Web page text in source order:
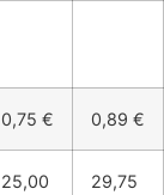
0,75 € 0,89 €
25,00
29,75